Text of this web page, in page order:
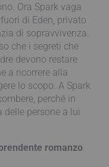
Ora Spark vaga
di Eden, privato
di sopravvivenza.
che i segreti che
devono restare
a ricorrere alla
lo scopo. A Spark
perché in
delle persone a lui
romanzo